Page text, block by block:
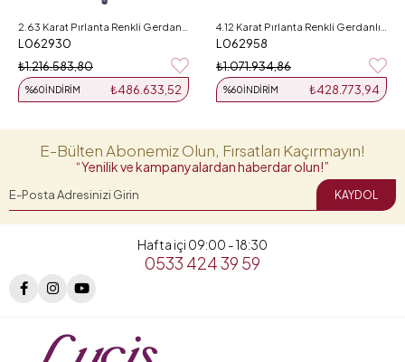
L062930
₺486.633,52
%60İNDIRIM
₺1.216.583,80
L062958
₺428.773,94
%60İNDIRIM
₺1.071.934,86
E-Bülten Abonemiz Olun, Fırsatları Kaçırmayın!
“Yenilik ve kampanyalardan haberdar olun!”
KAYDOL
Hafta içi 09:00 - 18:30
0533 424 39 59